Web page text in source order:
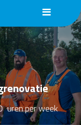
uren per week